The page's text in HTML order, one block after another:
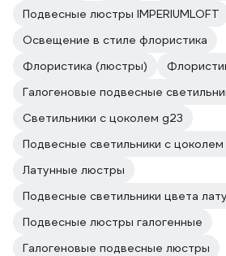
Подвесные люстры IMPERIUMLOFT
Освещение в стиле флористика
Флористика (люстры)
Галогеновые подвесные
Светильники с цоколем g23
Подвесные светильники с
Латунные люстры
Подвесные светильники цвета
Подвесные люстры галогенные
Галогеновые подвесные люстры